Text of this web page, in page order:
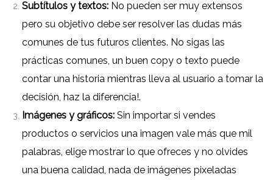
Subtítulos y textos: No pueden ser muy extensos
pero su objetivo debe ser resolver las dudas más
comunes de tus futuros clientes. No sigas las
prácticas comunes, un buen copy o texto puede
contar una historia mientras lleva al usuario a tomar la
decisión, haz la diferencia!.
Imágenes y gráficos: Sin importar si vendes
productos o servicios una imagen vale más que mil
palabras, elige mostrar lo que ofreces y no olvides
una buena calidad, nada de imágenes pixeladas